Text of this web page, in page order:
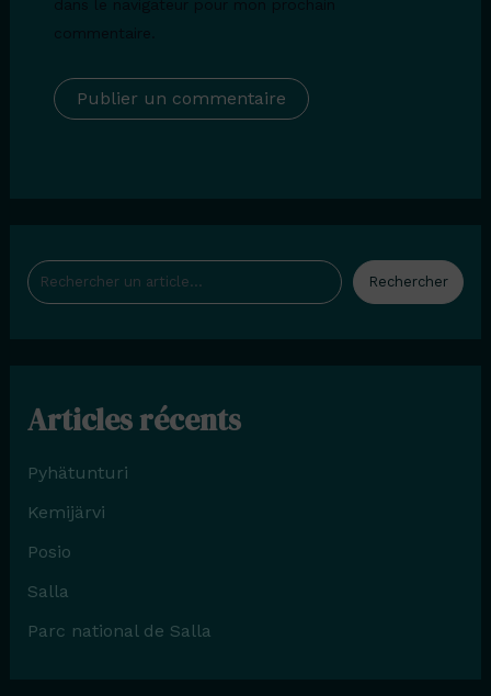
Rechercher
Rechercher
Articles récents
Pyhätunturi
Kemijärvi
Posio
Salla
Parc national de Salla